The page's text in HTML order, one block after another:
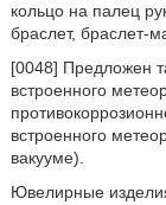
кольцо на палец
браслет, браслет-
[0048] Предложен
встроенного
встроенного
вакууме).
Ювелирные